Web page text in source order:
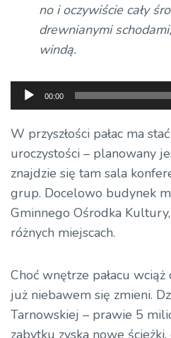
no i oczywiście cały
drewnianymi
windą.
Odtwarzacz
plików
dźwiękowych
00:00
W przyszłości pałac ma
uroczystości – planowany
znajdzie się tam sala
grup. Docelowo budynek
Gminnego Ośrodka
różnych miejscach.
Choć wnętrze pałacu
już niebawem się zmieni.
Tarnowskiej – prawie 5
zabytku zyska nowe